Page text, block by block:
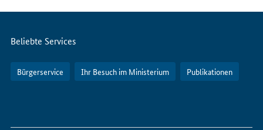
Servicemenü
Beliebte Services
Bürgerservice Ihr Besuch im Ministerium Publikationen